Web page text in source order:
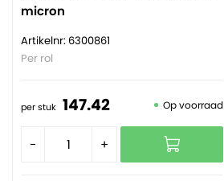
micron
Artikelnr: 6300861
Per rol
per stuk 147.42 Op voorraad
- +